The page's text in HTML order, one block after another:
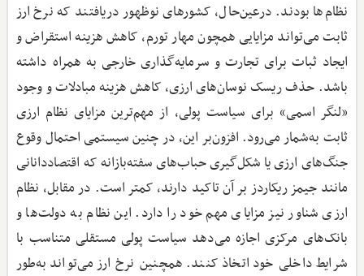
نظام‌ها بودند. درعین‌حال، کشورهای نوظهور دریافتند که نرخ ارز
ثابت می‌تواند مزایایی همچون مهار تورم، کاهش هزینه استقراض و
ایجاد ثبات برای تجارت و سرمایه‌گذاری خارجی به همراه داشته
باشد. حذف ریسک نوسان‌های ارزی، کاهش هزینه مبادلات و وجود
«لنگر اسمی» برای سیاست پولی، از مهم‌ترین مزایای نظام ارزی
ثابت به‌شمار می‌رود. افزون‌بر این، در چنین سیستمی احتمال وقوع
جنگ‌های ارزی یا شکل‌گیری حباب‌های سفته‌بازانه که اقتصاددانانی
مانند جیمز ریکاردز بر آن تاکید دارند، کمتر است. در مقابل، نظام
ارزی شناور نیز مزایای مهم خود را دارد. این نظام به دولت‌ها و
بانک‌های مرکزی اجازه می‌دهد سیاست پولی مستقلی متناسب با
شرایط داخلی خود اتخاذ کنند. همچنین نرخ ارز می‌تواند به‌طور